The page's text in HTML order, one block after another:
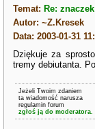
Temat: Re: znaczek
Autor: ~Z.Kresek
Data: 2003-01-31
Dziękuje za
tremy debiutanta.
Jeżeli Twoim zdaniem
ta wiadomość narusza
regulamin forum
zgłoś ją do moderatora.